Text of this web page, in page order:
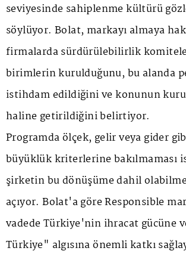
seviyesinde sahiplenme kültürü
söylüyor. Bolat, markayı almaya
firmalarda sürdürülebilirlik
birimlerin kurulduğunu, bu alanda
istihdam edildiğini ve konunun
haline getirildiğini belirtiyor.
Programda ölçek, gelir veya gider
büyüklük kriterlerine bakılmaması
şirketin bu dönüşüme dahil
açıyor. Bolat'a göre Responsible
vadede Türkiye'nin ihracat gücüne
Türkiye" algısına önemli katkı